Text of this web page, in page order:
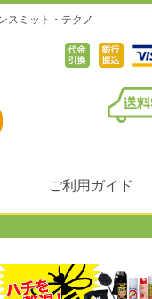
スミット・テクノ
ご利用ガイド